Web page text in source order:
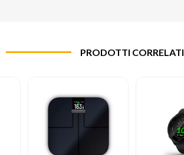
PRODOTTI CORRELATI